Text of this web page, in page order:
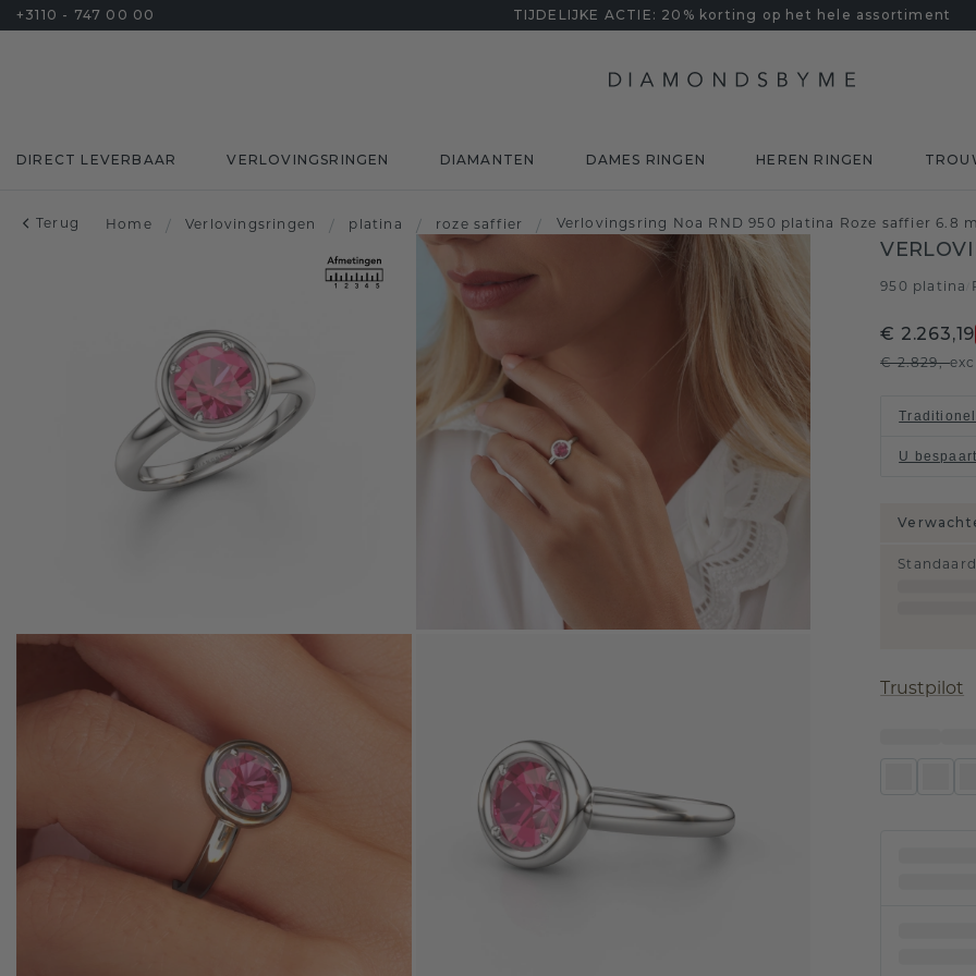
+3110 - 747 00 00 TIJDELIJKE ACTIE: 20% korting op het hele assortiment
DIRECT LEVERBAAR VERLOVINGSRINGEN DIAMANTEN DAMES RINGEN HEREN RINGEN
Terug Home / Verlovingsringen / platina / roze saffier / Verlovingsring Noa RND 950 platina Roze saffier 6.8
950 platina
€ 2.263,19
€ 2.829,-
U bespaart
Standaard
Trustpilot